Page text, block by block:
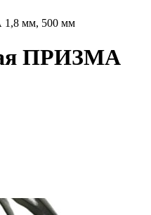
1,8 мм, 500 мм
ПРИЗМА